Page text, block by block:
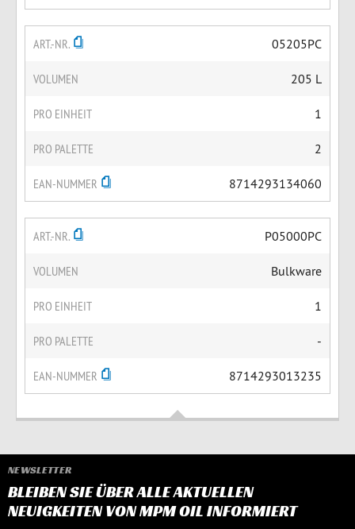
ART.-NR. 05205PC
VOLUMEN 205 L
PRO EINHEIT 1
PRO PALETTE 2
EAN-NUMMER 8714293134060
ART.-NR. P05000PC
VOLUMEN Bulkware
PRO EINHEIT 1
PRO PALETTE -
EAN-NUMMER 8714293013235
NEWSLETTER
BLEIBEN SIE ÜBER ALLE AKTUELLEN
NEUIGKEITEN VON MPM OIL INFORMIERT